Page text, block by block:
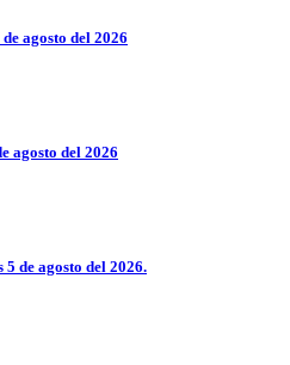
agosto del 2026
agosto del 2026
de agosto del 2026.